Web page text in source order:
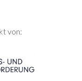
von: